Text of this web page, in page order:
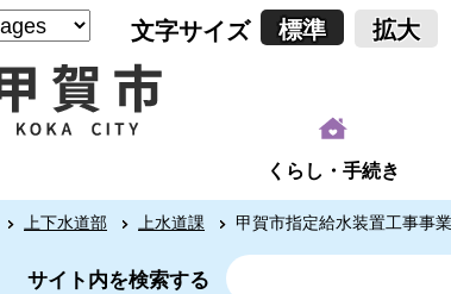
文字サイズ 標準 拡大
くらし・手続き
上下水道部 上水道課 甲賀市指定給水装置工事事
サイト内を検索する